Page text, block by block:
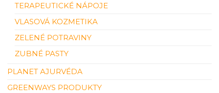
TERAPEUTICKÉ NÁPOJE
VLASOVÁ KOZMETIKA
ZELENÉ POTRAVINY
ZUBNÉ PASTY
PLANET AJURVÉDA
GREENWAYS PRODUKTY